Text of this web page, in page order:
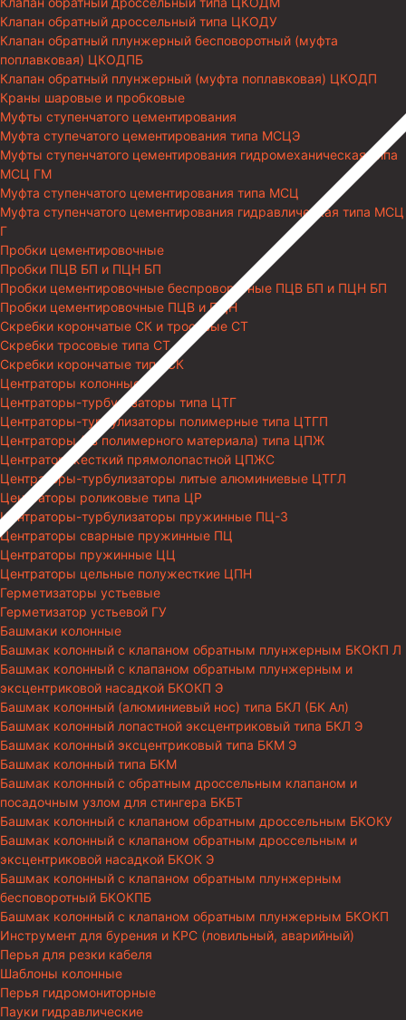
Клапан обратный дроссельный типа ЦКОДУ
Клапан обратный плунжерный бесповоротный (муфта
поплавковая) ЦКОДПБ
Клапан обратный плунжерный (муфта поплавковая) ЦКОДП
Краны шаровые и пробковые
Муфты ступенчатого цементирования
Муфта ступечатого цементирования типа МСЦЭ
Муфты ступенчатого цементирования гидромеханическая типа
МСЦ ГМ
Муфта ступенчатого цементирования типа МСЦ
Муфта ступенчатого цементирования гидравлическая типа МСЦ
Г
Пробки цементировочные
Пробки ПЦВ БП и ПЦН БП
Пробки цементировочные беспроворотные ПЦВ БП и ПЦН БП
Пробки цементировочные ПЦВ и ПЦН
Скребки корончатые СК и тросовые СТ
Скребки тросовые типа СТ
Скребки корончатые типа СК
Центраторы колонные
Центраторы-турбулизаторы типа ЦТГ
Центраторы-турбулизаторы полимерные типа ЦТГП
Центраторы (из полимерного материала) типа ЦПЖ
Центратор жесткий прямолопастной ЦПЖС
Центраторы-турбулизаторы литые алюминиевые ЦТГЛ
Центраторы роликовые типа ЦР
Центраторы-турбулизаторы пружинные ПЦ-3
Центраторы сварные пружинные ПЦ
Центраторы пружинные ЦЦ
Центраторы цельные полужесткие ЦПН
Герметизаторы устьевые
Герметизатор устьевой ГУ
Башмаки колонные
Башмак колонный с клапаном обратным плунжерным БКОКП Л
Башмак колонный с клапаном обратным плунжерным и
эксцентриковой насадкой БКОКП Э
Башмак колонный (алюминиевый нос) типа БКЛ (БК Ал)
Башмак колонный лопастной эксцентриковый типа БКЛ Э
Башмак колонный эксцентриковый типа БКМ Э
Башмак колонный типа БКМ
Башмак колонный с обратным дроссельным клапаном и
посадочным узлом для стингера БКБТ
Башмак колонный с клапаном обратным дроссельным БКОКУ
Башмак колонный с клапаном обратным дроссельным и
эксцентриковой насадкой БКОК Э
Башмак колонный с клапаном обратным плунжерным
бесповоротный БКОКПБ
Башмак колонный с клапаном обратным плунжерным БКОКП
Инструмент для бурения и КРС (ловильный, аварийный)
Перья для резки кабеля
Шаблоны колонные
Перья гидромониторные
Пауки гидравлические